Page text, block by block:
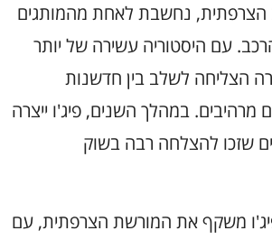
הצרפתית, נחשבת לאחת מהמותגים
עם היסטוריה עשירה של יותר
הצליחה לשלב בין חדשנות
מרהיבים. במהלך השנים, פיג'ו ייצרה
שזכו להצלחה רבה בשוק
משקף את המורשת הצרפתית, עם